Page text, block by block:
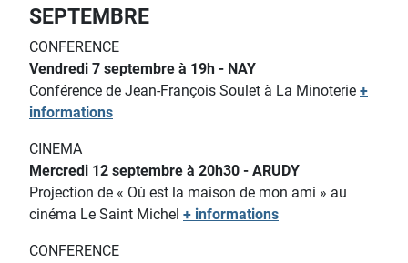
SEPTEMBRE
CONFERENCE
Vendredi 7 septembre à 19h - NAY
Conférence de Jean-François Soulet à La Minoterie +
informations
CINEMA
Mercredi 12 septembre à 20h30 - ARUDY
Projection de « Où est la maison de mon ami » au
cinéma Le Saint Michel + informations
CONFERENCE